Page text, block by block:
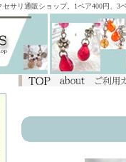
サリ通販ショップ。1ペア400円、